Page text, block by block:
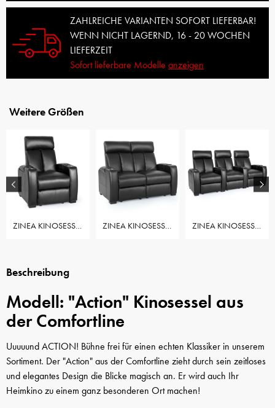
ZAHLREICHE VARIANTEN SOFORT LIEFERBAR!
WENN NICHT LAGERND, 16 - 20 WOCHEN
LIEFERZEIT
Sofort lieferbare Modelleanzeigen
Weitere Größen
ZINEA KINOSESSEL ACTION - 1 SITZER ZINEA KINOSESSEL ACTION - 2 SITZER LOVESEAT ZINEA KINOSESSEL ACTION - 3 SITZER
Beschreibung
Modell: "Action" Kinosessel aus
der Comfortline
Uuuuund ACTION! Bühne frei für einen echten Klassiker in unserem
Sortiment. Der "Action" aus der Comfortline zieht durch sein zeitloses
und elegantes Design die Blicke magisch an. Er wird auch Ihr
Heimkino zu einem ganz besonderen Ort machen!